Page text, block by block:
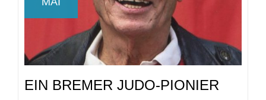
EIN BREMER JUDO-PIONIER